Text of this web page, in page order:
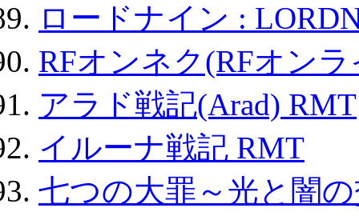
ロードナイン :
RFオンネク(RFオン
アラド戦記(Arad) RMT
イルーナ戦記 RMT
七つの大罪～光と闇